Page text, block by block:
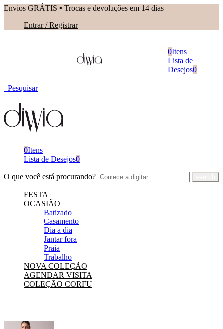
Envios GRÁTIS ▪︎ Trocas e devoluções em 14 dias
Entrar / Registrar
0Itens
Lista de
Desejos0
Pesquisar
0Itens
Lista de Desejos0
O que você está procurando?
FESTA
OCASIÃO
Batizado
Casamento
Dia a dia
Jantar fora
Praia
Trabalho
NOVA COLEÇÃO
AGENDAR VISITA
COLEÇÃO CORFU